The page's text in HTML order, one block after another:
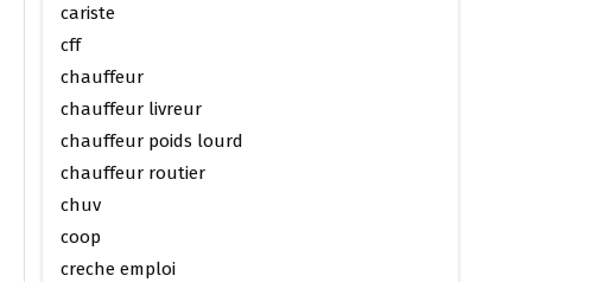
cariste
cff
chauffeur
chauffeur livreur
chauffeur poids lourd
chauffeur routier
chuv
coop
creche emploi